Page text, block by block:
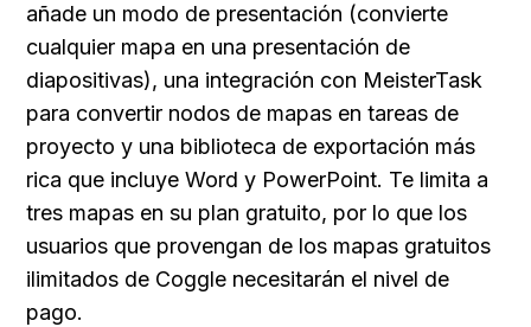
añade un modo de presentación (convierte
cualquier mapa en una presentación de
diapositivas), una integración con MeisterTask
para convertir nodos de mapas en tareas de
proyecto y una biblioteca de exportación más
rica que incluye Word y PowerPoint. Te limita a
tres mapas en su plan gratuito, por lo que los
usuarios que provengan de los mapas gratuitos
ilimitados de Coggle necesitarán el nivel de
pago.